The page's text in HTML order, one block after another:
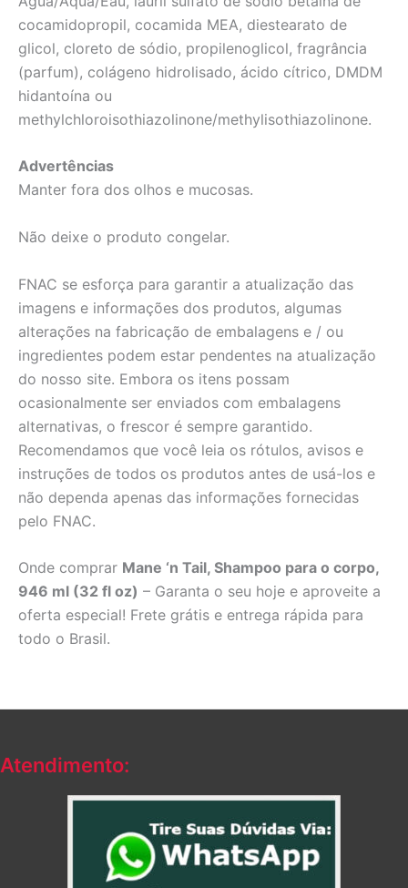
cocamidopropil, cocamida MEA, diestearato de
glicol, cloreto de sódio, propilenoglicol, fragrância
(parfum), colágeno hidrolisado, ácido cítrico, DMDM
hidantoína ou
methylchloroisothiazolinone/methylisothiazolinone.
Advertências
Manter fora dos olhos e mucosas.
Não deixe o produto congelar.
FNAC se esforça para garantir a atualização das
imagens e informações dos produtos, algumas
alterações na fabricação de embalagens e / ou
ingredientes podem estar pendentes na atualização
do nosso site. Embora os itens possam
ocasionalmente ser enviados com embalagens
alternativas, o frescor é sempre garantido.
Recomendamos que você leia os rótulos, avisos e
instruções de todos os produtos antes de usá-los e
não dependa apenas das informações fornecidas
pelo FNAC.
Onde comprar Mane ‘n Tail, Shampoo para o corpo,
946 ml (32 fl oz) – Garanta o seu hoje e aproveite a
oferta especial! Frete grátis e entrega rápida para
todo o Brasil.
Atendimento: